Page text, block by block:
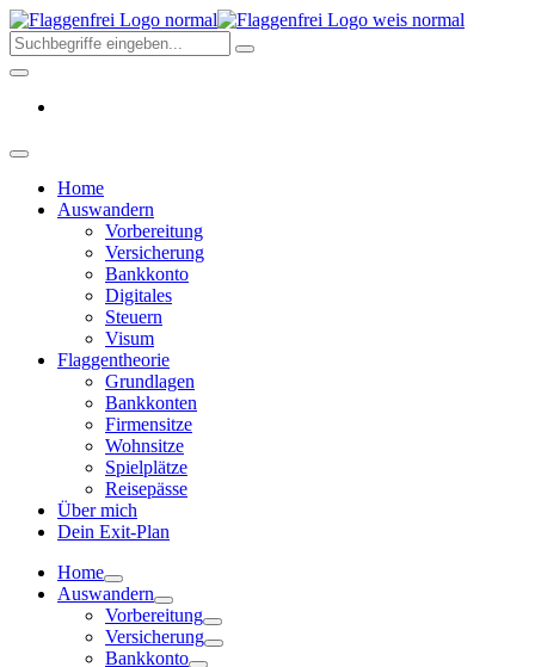
Skip
to
the
content
Home
Auswandern
Vorbereitung
Versicherung
Bankkonto
Digitales
Steuern
Visum
Flaggentheorie
Grundlagen
Bankkonten
Firmensitze
Wohnsitze
Spielplätze
Reisepässe
Über mich
Dein Exit-Plan
Home
Auswandern
Vorbereitung
Versicherung
Bankkonto